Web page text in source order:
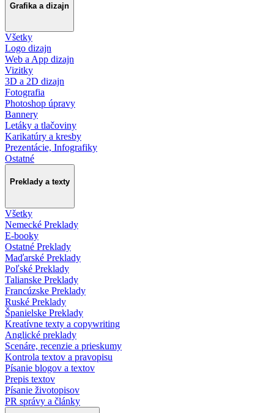
Grafika a dizajn
Všetky
Logo dizajn
Web a App dizajn
Vizitky
3D a 2D dizajn
Fotografia
Photoshop úpravy
Bannery
Letáky a tlačoviny
Karikatúry a kresby
Prezentácie, Infografiky
Ostatné
Preklady a texty
Všetky
Nemecké Preklady
E-booky
Ostatné Preklady
Maďarské Preklady
Poľské Preklady
Talianske Preklady
Francúzske Preklady
Ruské Preklady
Španielske Preklady
Kreatívne texty a copywriting
Anglické preklady
Scenáre, recenzie a prieskumy
Kontrola textov a pravopisu
Písanie blogov a textov
Prepis textov
Písanie životopisov
PR správy a články